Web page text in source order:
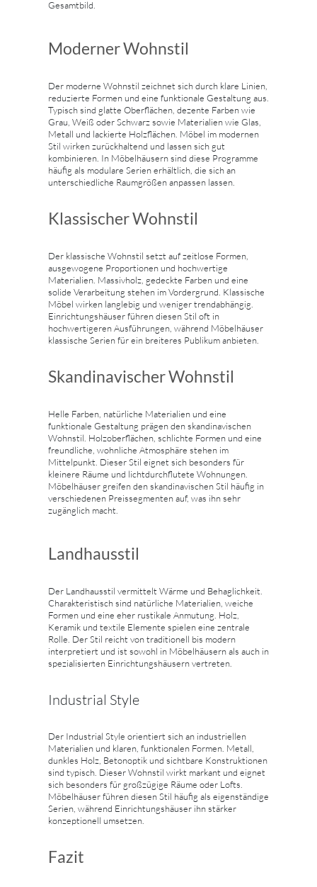
Gesamtbild.
Moderner Wohnstil
Der moderne Wohnstil zeichnet sich durch klare Linien,
reduzierte Formen und eine funktionale Gestaltung aus.
Typisch sind glatte Oberflächen, dezente Farben wie
Grau, Weiß oder Schwarz sowie Materialien wie Glas,
Metall und lackierte Holzflächen. Möbel im modernen
Stil wirken zurückhaltend und lassen sich gut
kombinieren. In Möbelhäusern sind diese Programme
häufig als modulare Serien erhältlich, die sich an
unterschiedliche Raumgrößen anpassen lassen.
Klassischer Wohnstil
Der klassische Wohnstil setzt auf zeitlose Formen,
ausgewogene Proportionen und hochwertige
Materialien. Massivholz, gedeckte Farben und eine
solide Verarbeitung stehen im Vordergrund. Klassische
Möbel wirken langlebig und weniger trendabhängig.
Einrichtungshäuser führen diesen Stil oft in
hochwertigeren Ausführungen, während Möbelhäuser
klassische Serien für ein breiteres Publikum anbieten.
Skandinavischer Wohnstil
Helle Farben, natürliche Materialien und eine
funktionale Gestaltung prägen den skandinavischen
Wohnstil. Holzoberflächen, schlichte Formen und eine
freundliche, wohnliche Atmosphäre stehen im
Mittelpunkt. Dieser Stil eignet sich besonders für
kleinere Räume und lichtdurchflutete Wohnungen.
Möbelhäuser greifen den skandinavischen Stil häufig in
verschiedenen Preissegmenten auf, was ihn sehr
zugänglich macht.
Landhausstil
Der Landhausstil vermittelt Wärme und Behaglichkeit.
Charakteristisch sind natürliche Materialien, weiche
Formen und eine eher rustikale Anmutung. Holz,
Keramik und textile Elemente spielen eine zentrale
Rolle. Der Stil reicht von traditionell bis modern
interpretiert und ist sowohl in Möbelhäusern als auch in
spezialisierten Einrichtungshäusern vertreten.
Industrial Style
Der Industrial Style orientiert sich an industriellen
Materialien und klaren, funktionalen Formen. Metall,
dunkles Holz, Betonoptik und sichtbare Konstruktionen
sind typisch. Dieser Wohnstil wirkt markant und eignet
sich besonders für großzügige Räume oder Lofts.
Möbelhäuser führen diesen Stil häufig als eigenständige
Serien, während Einrichtungshäuser ihn stärker
konzeptionell umsetzen.
Fazit